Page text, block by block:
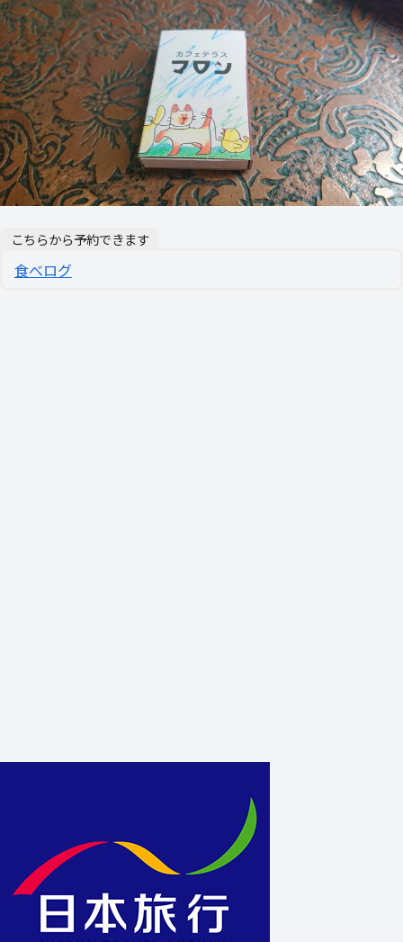
こちらから予約できます
食べログ